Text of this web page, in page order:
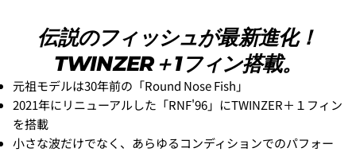
伝説のフィッシュが最新進化！
TWINZER＋1フィン搭載。
元祖モデルは30年前の「Round Nose Fish」
2021年にリニューアルした「RNF'96」にTWINZER＋１フィン
を搭載
小さな波だけでなく、あらゆるコンディションでのパフォー